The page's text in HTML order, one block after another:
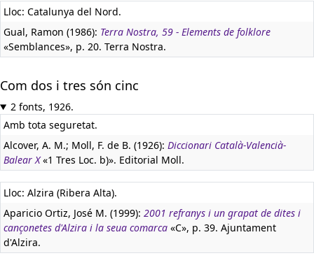
Lloc: Catalunya del Nord.
Gual, Ramon (1986): Terra Nostra, 59 - Elements de folklore
«Semblances», p. 20. Terra Nostra.
Com dos i tres són cinc
2 fonts, 1926.
Amb tota seguretat.
Alcover, A. M.; Moll, F. de B. (1926): Diccionari Català-Valencià-
Balear X«1 Tres Loc. b)». Editorial Moll.
Lloc: Alzira (Ribera Alta).
Aparicio Ortiz, José M. (1999): 2001 refranys i un grapat de dites i
cançonetes d'Alzira i la seua comarca «C», p. 39. Ajuntament
d'Alzira.